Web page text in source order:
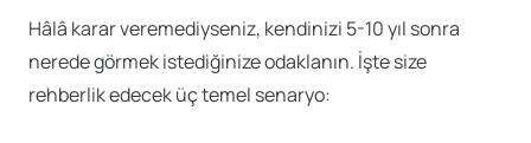
Hâlâ karar veremediyseniz, kendinizi 5-10 yıl sonra
nerede görmek istediğinize odaklanın. İşte size
rehberlik edecek üç temel senaryo: